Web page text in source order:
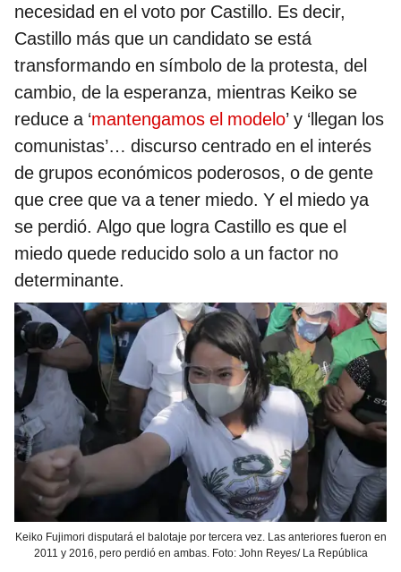
necesidad en el voto por Castillo. Es decir,
Castillo más que un candidato se está
transformando en símbolo de la protesta, del
cambio, de la esperanza, mientras Keiko se
reduce a ‘mantengamos el modelo’ y ‘llegan los
comunistas’… discurso centrado en el interés
de grupos económicos poderosos, o de gente
que cree que va a tener miedo. Y el miedo ya
se perdió. Algo que logra Castillo es que el
miedo quede reducido solo a un factor no
determinante.
Keiko Fujimori disputará el balotaje por tercera vez. Las anteriores fueron en
2011 y 2016, pero perdió en ambas. Foto: John Reyes/ La República